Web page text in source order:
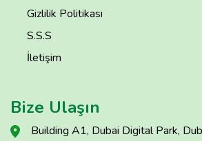
Gizlilik Politikası
S.S.S
İletişim
Bize Ulaşın
Building A1, Dubai Digital Park,